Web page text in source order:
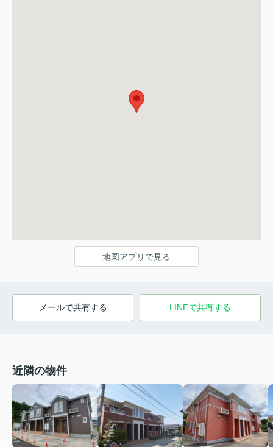
地図アプリで見る
メールで共有する LINEで共有する
近隣の物件